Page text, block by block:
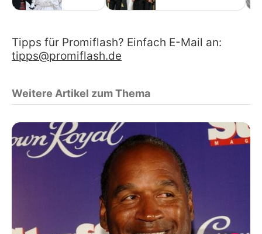
Tipps für Promiflash? Einfach E-Mail an:
tipps@promiflash.de
Weitere Artikel zum Thema